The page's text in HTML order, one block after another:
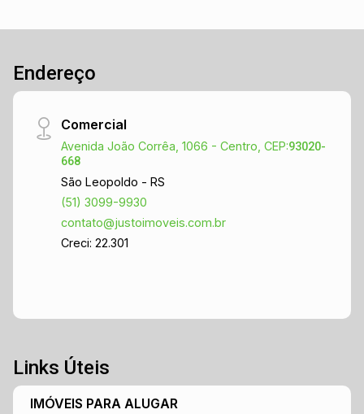
Endereço
Comercial
Avenida João Corrêa, 1066 - Centro, CEP:93020-
668
São Leopoldo - RS
(51) 3099-9930
contato@justoimoveis.com.br
Creci: 22.301
Links Úteis
IMÓVEIS PARA ALUGAR